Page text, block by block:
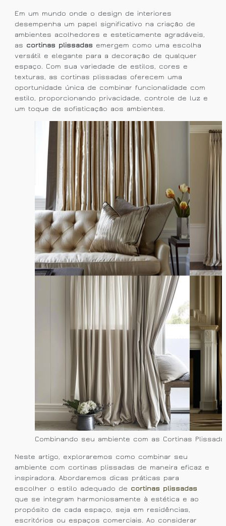
Em um mundo onde o design de interiores
desempenha um papel significativo na criação de
ambientes acolhedores e esteticamente agradáveis,
as cortinas plissadas emergem como uma escolha
versátil e elegante para a decoração de qualquer
espaço. Com sua variedade de estilos, cores e
texturas, as cortinas plissadas oferecem uma
oportunidade única de combinar funcionalidade com
estilo, proporcionando privacidade, controle de luz e
um toque de sofisticação aos ambientes.
Combinando seu ambiente com as Cortinas
Neste artigo, exploraremos como combinar seu
ambiente com cortinas plissadas de maneira eficaz e
inspiradora. Abordaremos dicas práticas para
escolher o estilo adequado de cortinas plissadas
que se integram harmoniosamente à estética e ao
propósito de cada espaço, seja em residências,
escritórios ou espaços comerciais. Ao considerar